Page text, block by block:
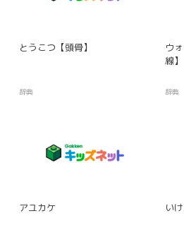
とうこつ【頭骨】
辞典
ウ
線】
辞典
アユカケ い